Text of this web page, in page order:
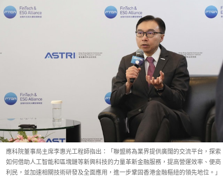
應科院董事局主席李惠光工程師指出：「聯盟將為業界提供廣闊的交流平台，探索
如何借助人工智能和區塊鏈等新興科技的力量革新金融服務，提高營運效率、便商
利民，並加速相關技術研發及全面應用，進一步鞏固香港金融樞紐的領先地位。」